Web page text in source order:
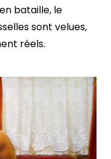
bataille, le
sont velues,
réels.